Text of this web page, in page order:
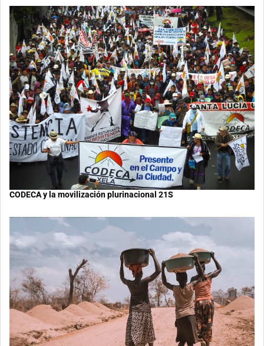
CODECA y la movilización plurinacional 21S